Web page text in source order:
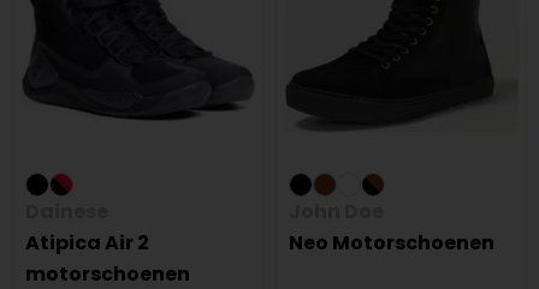
Atipica Air 2
motorschoenen
Neo Motorschoenen